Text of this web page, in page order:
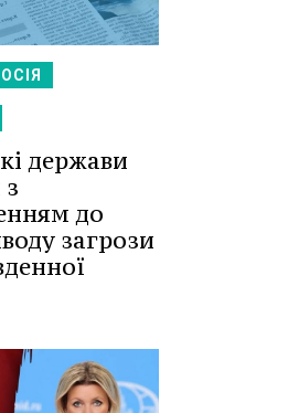
держави
до
загрози